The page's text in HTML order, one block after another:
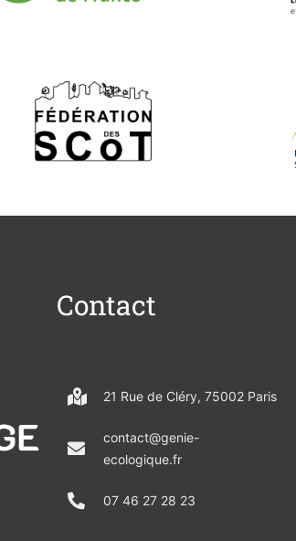
Contact
21 Rue de Cléry, 75002 Paris
contact@genie-
ecologique.fr
07 46 27 28 23